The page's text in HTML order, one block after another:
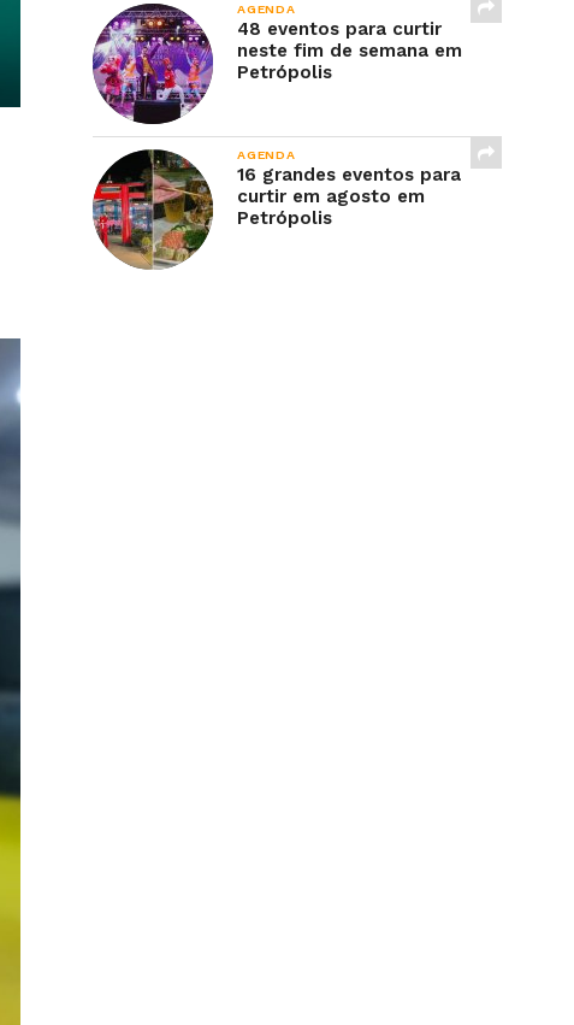
AGENDA
48 eventos para curtir
neste fim de semana em
Petrópolis
AGENDA
16 grandes eventos para
curtir em agosto em
Petrópolis